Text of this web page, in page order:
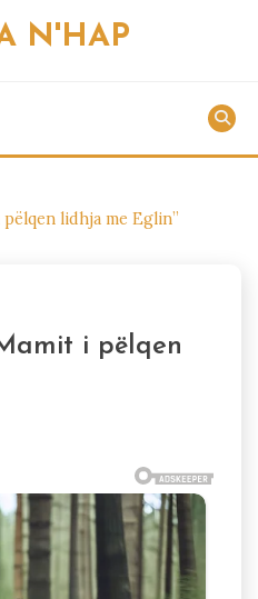
N'HAP
lidhja me Eglin”
i pëlqen